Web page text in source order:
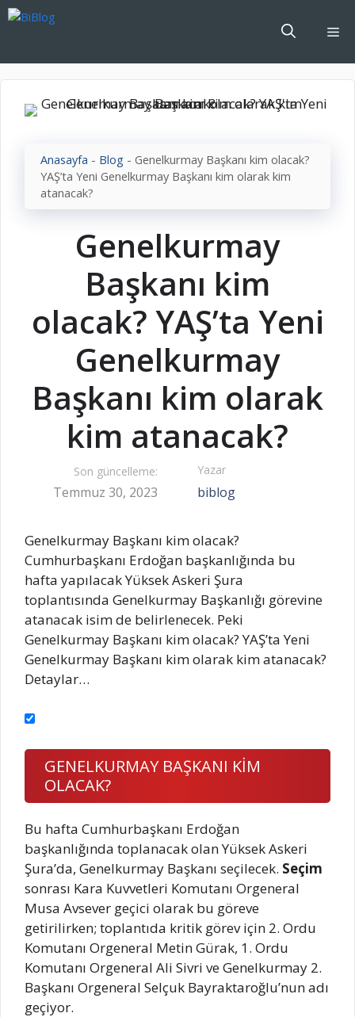
İçeriğe
Anasayfa - Blog - Genelkurmay Başkanı kim olacak?
YAŞ’ta Yeni Genelkurmay Başkanı kim olarak kim
atanacak?
Genelkurmay
Başkanı kim
olacak? YAŞ’ta Yeni
Genelkurmay
Başkanı kim olarak
kim atanacak?
Son güncelleme:
Temmuz 30, 2023
Yazar
biblog
Genelkurmay Başkanı kim olacak?
Cumhurbaşkanı Erdoğan başkanlığında bu
hafta yapılacak Yüksek Askeri Şura
toplantısında Genelkurmay Başkanlığı görevine
atanacak isim de belirlenecek. Peki
Genelkurmay Başkanı kim olacak? YAŞ’ta Yeni
Genelkurmay Başkanı kim olarak kim atanacak?
Detaylar…
GENELKURMAY BAŞKANI KİM
OLACAK?
Bu hafta Cumhurbaşkanı Erdoğan
başkanlığında toplanacak olan Yüksek Askeri
Şura’da, Genelkurmay Başkanı seçilecek. Seçim
sonrası Kara Kuvvetleri Komutanı Orgeneral
Musa Avsever geçici olarak bu göreve
getirilirken; toplantıda kritik görev için 2. Ordu
Komutanı Orgeneral Metin Gürak, 1. Ordu
Komutanı Orgeneral Ali Sivri ve Genelkurmay 2.
Başkanı Orgeneral Selçuk Bayraktaroğlu’nun adı
geçiyor.